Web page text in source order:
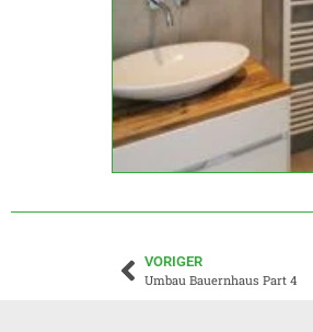
VORIGER
Umbau Bauernhaus Part 4